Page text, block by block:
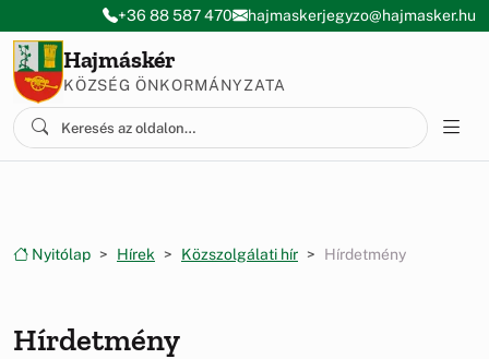
Ugrás a menüre
Ugrás a tartalomra
+36 88 587 470 hajmaskerjegyzo@hajmasker.hu
Hajmáskér
KÖZSÉG ÖNKORMÁNYZATA
Nyitólap Hírek Közszolgálati hír Hírdetmény
Hírdetmény